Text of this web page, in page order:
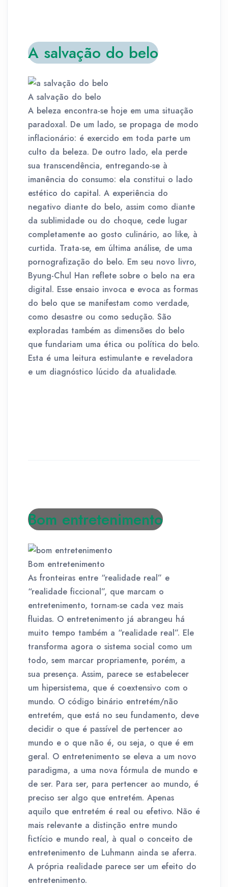
A salvação do belo
A salvação do belo
A beleza encontra-se hoje em uma situação
paradoxal. De um lado, se propaga de modo
inflacionário: é exercido em toda parte um
culto da beleza. De outro lado, ela perde
sua transcendência, entregando-se à
imanência do consumo: ela constitui o lado
estético do capital. A experiência do
negativo diante do belo, assim como diante
da sublimidade ou do choque, cede lugar
completamente ao gosto culinário, ao like, à
curtida. Trata-se, em última análise, de uma
pornografização do belo. Em seu novo livro,
Byung-Chul Han reflete sobre o belo na era
digital. Esse ensaio invoca e evoca as formas
do belo que se manifestam como verdade,
como desastre ou como sedução. São
exploradas também as dimensões do belo
que fundariam uma ética ou política do belo.
Esta é uma leitura estimulante e reveladora
e um diagnóstico lúcido da atualidade.
Bom entretenimento
Bom entretenimento
As fronteiras entre “realidade real” e
“realidade ficcional”, que marcam o
entretenimento, tornam-se cada vez mais
fluidas. O entretenimento já abrangeu há
muito tempo também a “realidade real”. Ele
transforma agora o sistema social como um
todo, sem marcar propriamente, porém, a
sua presença. Assim, parece se estabelecer
um hipersistema, que é coextensivo com o
mundo. O código binário entretém/não
entretém, que está no seu fundamento, deve
decidir o que é passível de pertencer ao
mundo e o que não é, ou seja, o que é em
geral. O entretenimento se eleva a um novo
paradigma, a uma nova fórmula de mundo e
de ser. Para ser, para pertencer ao mundo, é
preciso ser algo que entretém. Apenas
aquilo que entretém é real ou efetivo. Não é
mais relevante a distinção entre mundo
fictício e mundo real, à qual o conceito de
entretenimento de Luhmann ainda se aferra.
A própria realidade parece ser um efeito do
entretenimento.